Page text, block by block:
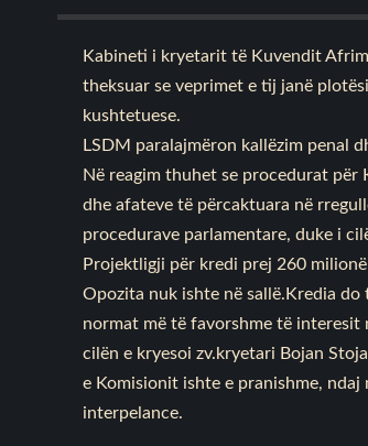
Kabineti i kryetarit të Kuvendit
theksuar se veprimet e tij janë
kushtetuese.
LSDM paralajmëron kallëzim penal
Në reagim thuhet se procedurat për
dhe afateve të përcaktuara në
procedurave parlamentare, duke i
Projektligji për kredi prej 260
Opozita nuk ishte në sallë.Kredia
normat më të favorshme të
cilën e kryesoi zv.kryetari Bojan
e Komisionit ishte e pranishme,
interpelance.